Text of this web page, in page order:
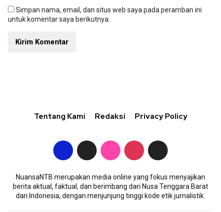
Simpan nama, email, dan situs web saya pada peramban ini
untuk komentar saya berikutnya.
Tentang Kami Redaksi Privacy Policy
NuansaNTB merupakan media online yang fokus menyajikan
berita aktual, faktual, dan berimbang dari Nusa Tenggara Barat
dan Indonesia, dengan menjunjung tinggi kode etik jurnalistik.